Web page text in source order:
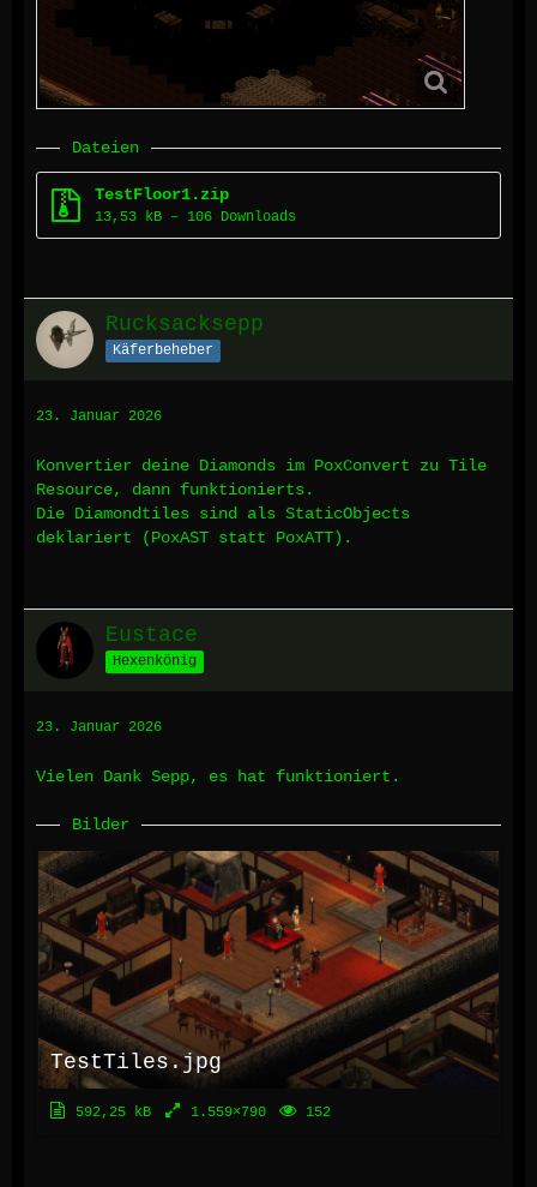
Dateien
TestFloor1.zip
13,53 kB – 106 Downloads
Rucksacksepp
Käferbeheber
23. Januar 2026
Konvertier deine Diamonds im PoxConvert zu Tile
Resource, dann funktionierts.
Die Diamondtiles sind als StaticObjects
deklariert (PoxAST statt PoxATT).
Eustace
Hexenkönig
23. Januar 2026
Vielen Dank Sepp, es hat funktioniert.
Bilder
TestTiles.jpg
592,25 kB 1.559×790 152